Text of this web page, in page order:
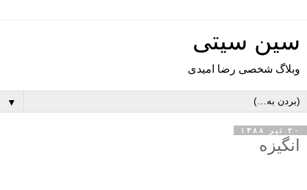
سین سیتی
وبلاگ شخصی رضا امیدی
▼
۲۰ تیر ۱۳۸۸
انگیزه